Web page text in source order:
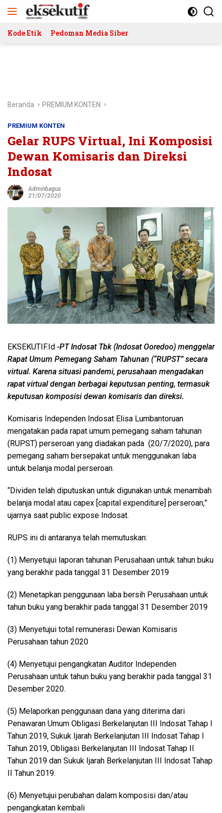
Kode Etik Pedoman Media Siber
Beranda PREMIUM KONTEN
PREMIUM KONTEN
Gelar RUPS Virtual, Ini Komposisi
Dewan Komisaris dan Direksi
Indosat
Adminbagus
21/07/2020
EKSEKUTIF.Id -PT Indosat Tbk (Indosat Ooredoo) menggelar
Rapat Umum Pemegang Saham Tahunan (“RUPST” secara
virtual. Karena situasi pandemi, perusahaan mengadakan
rapat virtual dengan berbagai keputusan penting, termasuk
keputusan komposisi dewan komisaris dan direksi.
Komisaris Independen Indosat Elisa Lumbantoruan
mengatakan pada rapat umum pemegang saham tahunan
(RUPST) perseroan yang diadakan pada (20/7/2020), para
pemegang saham bersepakat untuk menggunakan laba
untuk belanja modal perseroan.
“Dividen telah diputuskan untuk digunakan untuk menambah
belanja modal atau capex [capital expenditure] perseroan,”
ujarnya saat public expose Indosat.
RUPS ini di antaranya telah memutuskan:
(1) Menyetujui laporan tahunan Perusahaan untuk tahun buku
yang berakhir pada tanggal 31 Desember 2019
(2) Menetapkan penggunaan laba bersih Perusahaan untuk
tahun buku yang berakhir pada tanggal 31 Desember 2019
(3) Menyetujui total remunerasi Dewan Komisaris
Perusahaan tahun 2020
(4) Menyetujui pengangkatan Auditor Independen
Perusahaan untuk tahun buku yang berakhir pada tanggal 31
Desember 2020.
(5) Melaporkan penggunaan dana yang diterima dari
Penawaran Umum Obligasi Berkelanjutan III Indosat Tahap I
Tahun 2019, Sukuk Ijarah Berkelanjutan III Indosat Tahap I
Tahun 2019, Obligasi Berkelanjutan III Indosat Tahap II
Tahun 2019 dan Sukuk Ijarah Berkelanjutan III Indosat Tahap
II Tahun 2019.
(6) Menyetujui perubahan dalam komposisi dan/atau
pengangkatan kembali